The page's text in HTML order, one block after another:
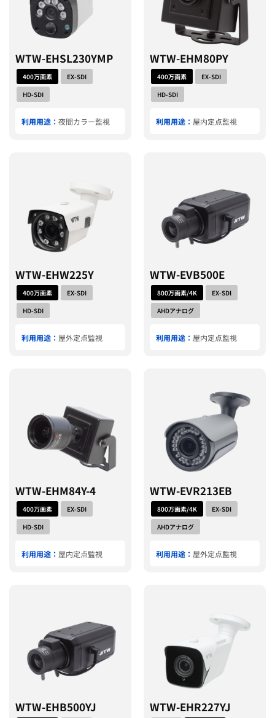
WTW-EHSL230YMP
400万画素
EX-SDI
HD-SDI
利用用途： 夜間カラー監視
WTW-EHM80PY
400万画素
EX-SDI
HD-SDI
利用用途： 屋内定点監視
WTW-EHW225Y
400万画素
EX-SDI
HD-SDI
利用用途： 屋外定点監視
WTW-EVB500E
800万画素/4K
EX-SDI
AHDアナログ
利用用途： 屋内定点監視
WTW-EHM84Y-4
400万画素
EX-SDI
HD-SDI
利用用途： 屋内定点監視
WTW-EVR213EB
800万画素/4K
EX-SDI
AHDアナログ
利用用途： 屋外定点監視
WTW-EHB500YJ WTW-EHR227YJ